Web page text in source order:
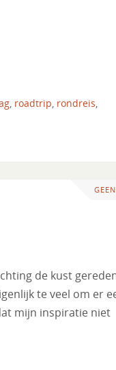
roadtrip rondreis
de kust
te veel om er
mijn inspiratie niet